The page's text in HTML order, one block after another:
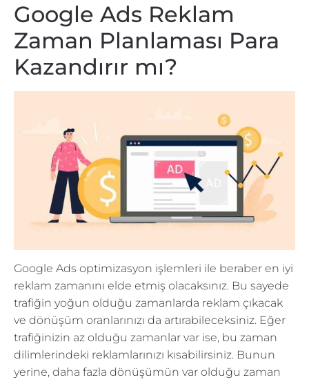
Google Ads Reklam
Zaman Planlaması Para
Kazandırır mı?
Google Ads optimizasyon işlemleri ile beraber en iyi
reklam zamanını elde etmiş olacaksınız. Bu sayede
trafiğin yoğun olduğu zamanlarda reklam çıkacak
ve dönüşüm oranlarınızı da artırabileceksiniz. Eğer
trafiğinizin az olduğu zamanlar var ise, bu zaman
dilimlerindeki reklamlarınızı kısabilirsiniz. Bunun
yerine, daha fazla dönüşümün var olduğu zaman